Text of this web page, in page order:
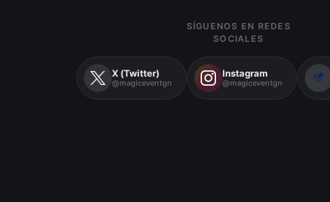
SÍGUENOS EN REDES
SOCIALES
X (Twitter)
@magiceventgn
Instagram
@magiceventgn